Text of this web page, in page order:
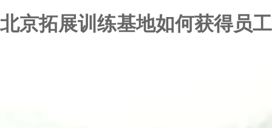
北京拓展训练基地如何获得员